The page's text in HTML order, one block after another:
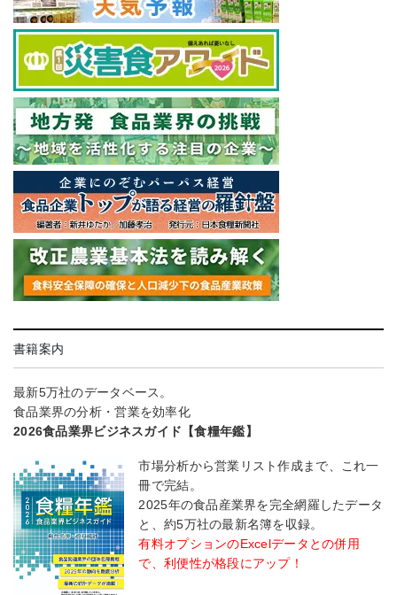
書籍案内
最新5万社のデータベース。
食品業界の分析・営業を効率化
2026食品業界ビジネスガイド【食糧年鑑】
市場分析から営業リスト作成まで、これ一
冊で完結。
2025年の食品産業界を完全網羅したデータ
と、約5万社の最新名簿を収録。
有料オプションのExcelデータとの併用
で、利便性が格段にアップ！